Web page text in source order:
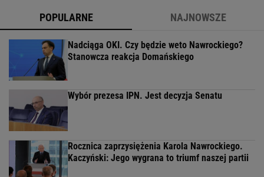
POPULARNE NAJNOWSZE
Nadciąga OKI. Czy będzie weto Nawrockiego?
Stanowcza reakcja Domańskiego
Wybór prezesa IPN. Jest decyzja Senatu
Rocznica zaprzysiężenia Karola Nawrockiego.
Kaczyński: Jego wygrana to triumf naszej partii